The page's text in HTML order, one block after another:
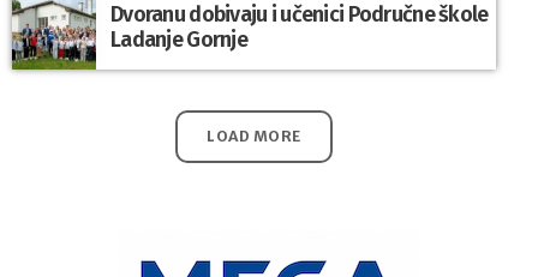
Dvoranu dobivaju i učenici Područne škole
Ladanje Gornje
LOAD MORE